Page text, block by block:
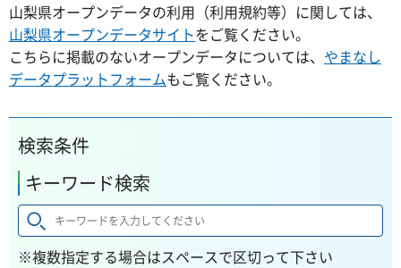
山梨県オープンデータの利用（利用規約等）に関しては、
山梨県オープンデータサイトをご覧ください。
こちらに掲載のないオープンデータについては、 やまなし
データプラットフォームもご覧ください。
検索条件
キーワード検索
※複数指定する場合はスペースで区切って下さい